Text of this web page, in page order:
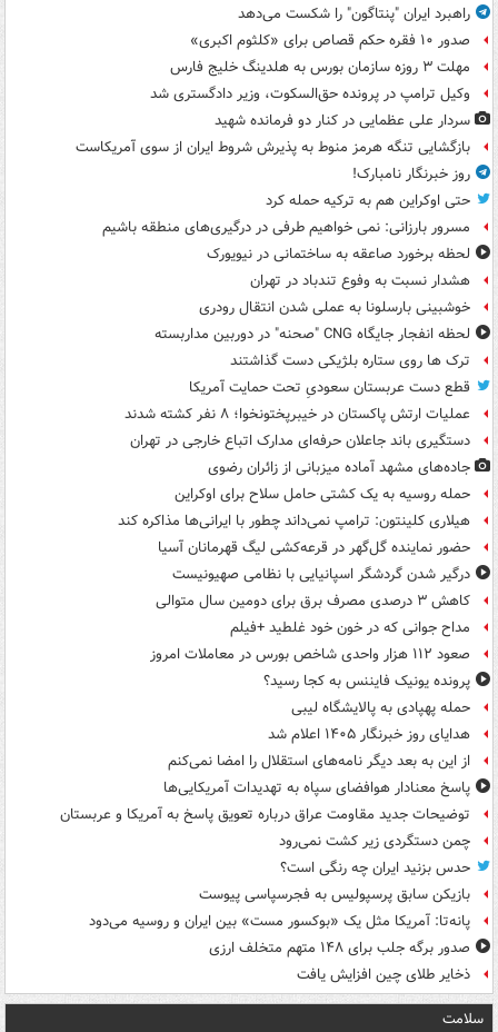
راهبرد ایران "پنتاگون" را شکست می‌دهد
صدور ۱۰ فقره حکم قصاص برای «کلثوم اکبری»
مهلت ۳ روزه سازمان بورس به هلدینگ خلیج فارس
وکیل ترامپ در پرونده حق‌السکوت، وزیر دادگستری شد
سردار علی عظمایی در کنار دو فرمانده شهید
بازگشایی تنگه هرمز منوط به پذیرش شروط ایران از سوی آمریکاست
روز خبرنگار نامبارک!
حتی اوکراین هم به ترکیه حمله کرد
مسرور بارزانی: نمی خواهیم طرفی در درگیری‌های منطقه باشیم
لحظه برخورد صاعقه به ساختمانی در نیویورک
هشدار نسبت به وفوع تندباد در تهران
خوشبینی بارسلونا به عملی شدن انتقال رودری
لحظه انفجار جایگاه CNG "صحنه" در دوربین مداربسته
ترک ها روی ستاره بلژیکی دست گذاشتند
قطع دست عربستان سعودیِ تحت حمایت آمریکا
عملیات ارتش پاکستان در خیبرپختونخوا؛ ۸ نفر کشته شدند
دستگیری باند جاعلان حرفه‌ای مدارک اتباع خارجی در تهران
جاده‌های مشهد آماده میزبانی از زائران رضوی
حمله روسیه به یک کشتی حامل سلاح برای اوکراین
هیلاری کلینتون: ترامپ نمی‌داند چطور با ایرانی‌ها مذاکره کند
حضور نماینده گل‌گهر در قرعه‌کشی لیگ قهرمانان آسیا
درگیر شدن گردشگر اسپانیایی با نظامی صهیونیست
کاهش ۳ درصدی مصرف برق برای دومین سال متوالی
مداح جوانی که در خون خود غلطید +فیلم
صعود ۱۱۲ هزار واحدی شاخص بورس در معاملات امروز
پرونده یونیک فایننس به کجا رسید؟
حمله پهپادی به پالایشگاه لیبی
هدایای روز خبرنگار ۱۴۰۵ اعلام شد
از این به بعد دیگر نامه‌های استقلال را امضا نمی‌کنم
پاسخ معنادار هوافضای سپاه به تهدیدات آمریکایی‌ها
توضیحات جدید مقاومت عراق درباره تعویق پاسخ به آمریکا و عربستان
چمن دستگردی زیر کشت نمی‌رود
حدس بزنید ایران چه رنگی است؟
بازیکن سابق پرسپولیس به فجرسپاسی پیوست
پانه‌تا: آمریکا مثل یک «بوکسور مست» بین ایران و روسیه می‌دود
صدور برگه جلب برای ۱۴۸ متهم متخلف ارزی
ذخایر طلای چین افزایش یافت
سلامت